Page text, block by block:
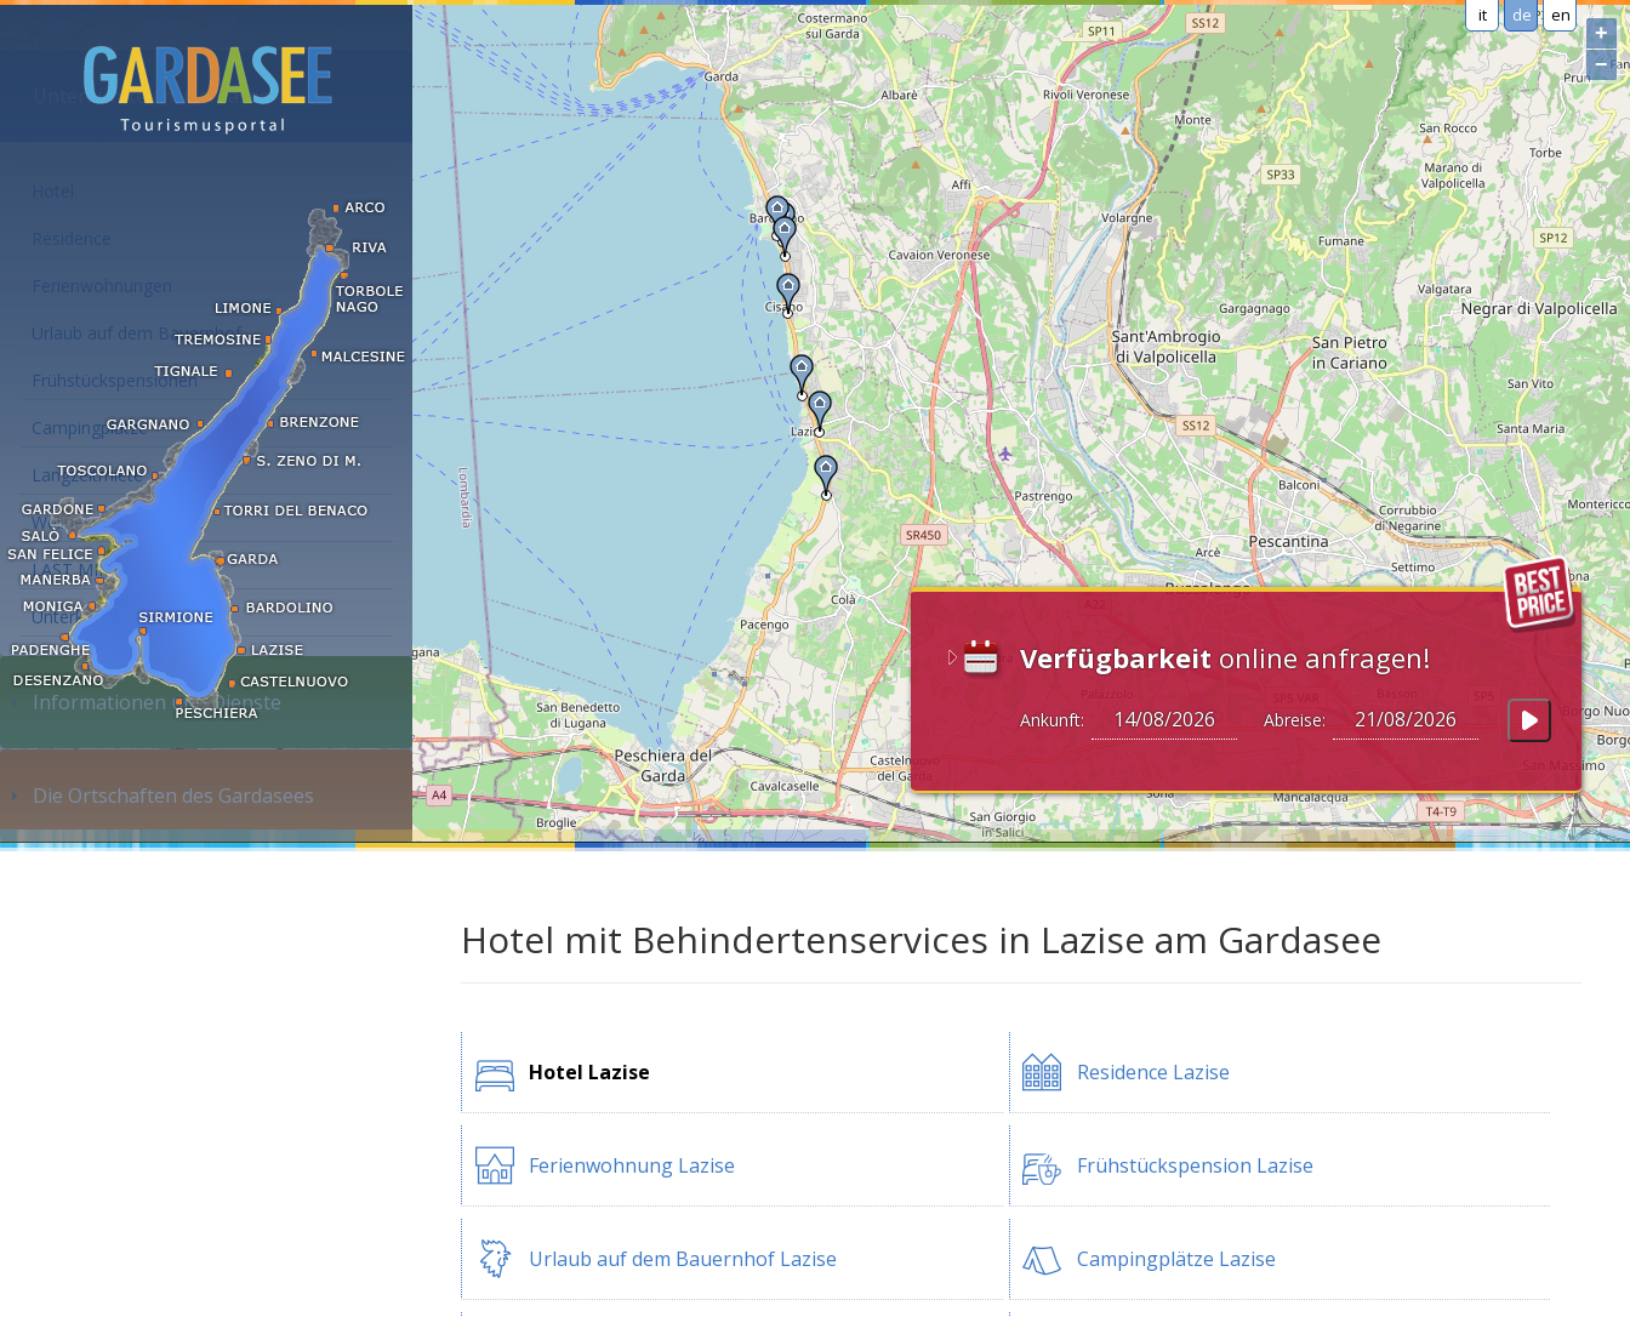
it de en
Verfügbarkeit online anfragen!
Ankunft: Abreise:
+
−
Unterkünfte am Gardasee
Ferienwohnungen
Urlaub auf dem Bauernhof
Frühstückspensionen
Campingplätze
Langzeitmiete
Wellness Hotel
LAST MINUTE
Unterkunft suchen...
Informationen und Dienste
Die Ortschaften des Gardasees
Hotel mit Behindertenservices in Lazise am Gardasee
Hotel Lazise Residence Lazise
Ferienwohnung Lazise Frühstückspension Lazise
Urlaub auf dem Bauernhof Lazise Campingplätze Lazise